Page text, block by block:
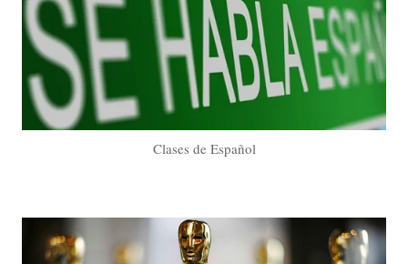
Clases de Español